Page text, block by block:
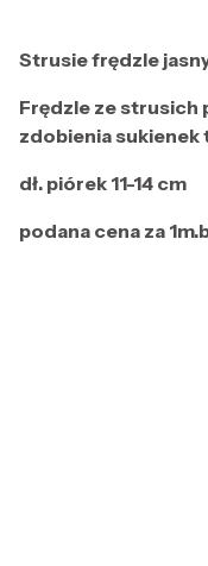
Strusie frędzle
Frędzle ze strusich
zdobienia sukienek
dł. piórek 11-14 cm
podana cena za